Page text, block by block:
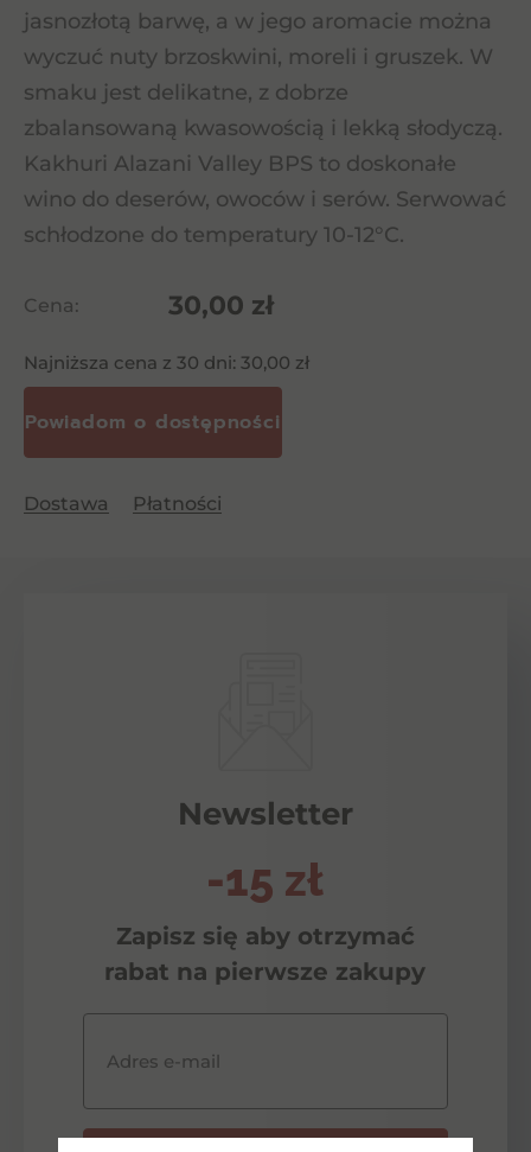
jasnozłotą barwę, a w jego aromacie można
wyczuć nuty brzoskwini, moreli i gruszek. W
smaku jest delikatne, z dobrze
zbalansowaną kwasowością i lekką słodyczą.
Kakhuri Alazani Valley BPS to doskonałe
wino do deserów, owoców i serów. Serwować
schłodzone do temperatury 10-12°C.
Cena: 30,00 zł
Najniższa cena z 30 dni: 30,00 zł
Dostawa Płatności
Newsletter
-15 zł
Zapisz się aby otrzymać
rabat na pierwsze zakupy
Adres e-mail